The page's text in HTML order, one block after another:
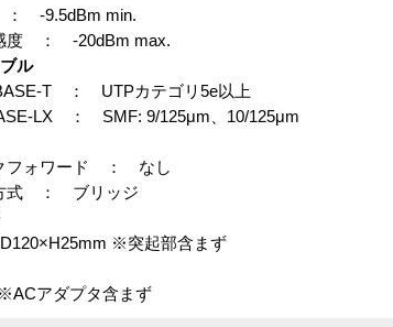
-9.5dBm min.
度 ： -20dBm max.
ル
T ： UTPカテゴリ5e以上
LX ： SMF: 9/125μm、10/125μm
フォワード ： なし
式 ： ブリッジ
※突起部含まず
アダプタ含まず